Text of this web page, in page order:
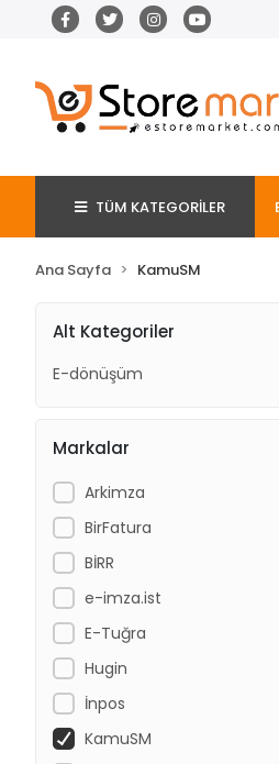
TÜM KATEGORİLER
Ana Sayfa KamuSM
Alt Kategoriler
E-dönüşüm
Markalar
Arkimza
BirFatura
BİRR
e-imza.ist
E-Tuğra
Hugin
İnpos
KamuSM